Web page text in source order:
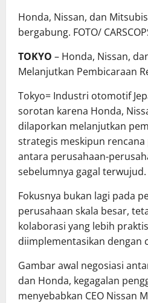
Honda, Nissan, dan
bergabung. FOTO/
TOKYO – Honda, Nissan,
Melanjutkan Pembicaraan
Tokyo= Industri otomotif
sorotan karena Honda,
dilaporkan melanjutkan
strategis meskipun
antara perusahaan-
sebelumnya gagal terwujud.
Fokusnya bukan lagi pada
perusahaan skala besar,
kolaborasi yang lebih
diimplementasikan dengan
Gambar awal negosiasi
dan Honda, kegagalan
menyebabkan CEO Nissan